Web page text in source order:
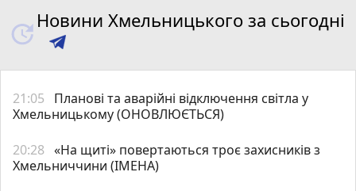
Новини Хмельницького за сьогодні
21:05
Планові та аварійні відключення світла у
Хмельницькому (ОНОВЛЮЄТЬСЯ)
20:28 «На щиті» повертаються троє захисників з
Хмельниччини (ІМЕНА)